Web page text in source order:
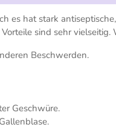
es hat stark
sind sehr
Beschwerden.
Geschwüre.